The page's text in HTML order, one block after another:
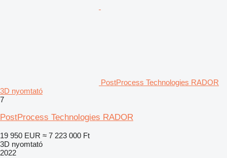
PostProcess Technologies RADOR
3D nyomtató
7
PostProcess Technologies RADOR
19 950 EUR ≈ 7 223 000 Ft
3D nyomtató
2022